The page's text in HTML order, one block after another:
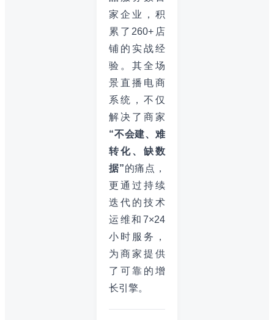
家企业，积
累了260+店
铺的实战经
验。其全场
景直播电商
系统，不仅
解决了商家
“不会建、难
转化、缺数
据”的痛点，
更通过持续
迭代的技术
运维和7×24
小时服务，
为商家提供
了可靠的增
长引擎。